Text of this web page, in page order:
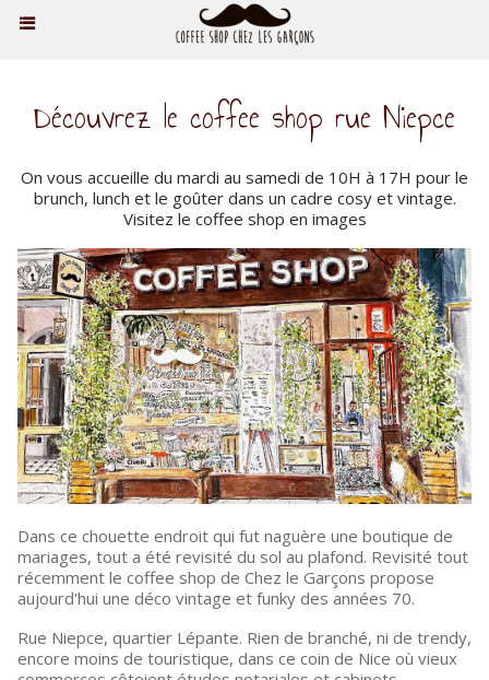
Découvrez le coffee shop rue Niepce
On vous accueille du mardi au samedi de 10H à 17H pour le
brunch, lunch et le goûter dans un cadre cosy et vintage.
Visitez le coffee shop en images
Dans ce chouette endroit qui fut naguère une boutique de
mariages, tout a été revisité du sol au plafond. Revisité tout
récemment le coffee shop de Chez le Garçons propose
aujourd'hui une déco vintage et funky des années 70.
Rue Niepce, quartier Lépante. Rien de branché, ni de trendy,
encore moins de touristique, dans ce coin de Nice où vieux